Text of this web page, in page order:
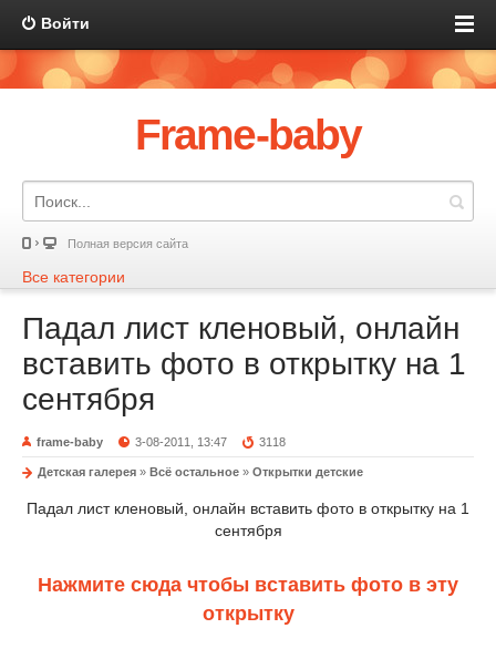
Войти
Frame-baby
Полная версия сайта
Все категории
Падал лист кленовый, онлайн
вставить фото в открытку на 1
сентября
frame-baby 3-08-2011, 13:47 3118
Детская галерея » Всё остальное » Открытки детские
Падал лист кленовый, онлайн вставить фото в открытку на 1
сентября
Нажмите сюда чтобы вставить фото в эту
открытку